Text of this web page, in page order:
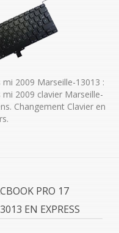
2009 Marseille-13013 :
2009 clavier Marseille-
Changement Clavier en
PRO 17
EN EXPRESS